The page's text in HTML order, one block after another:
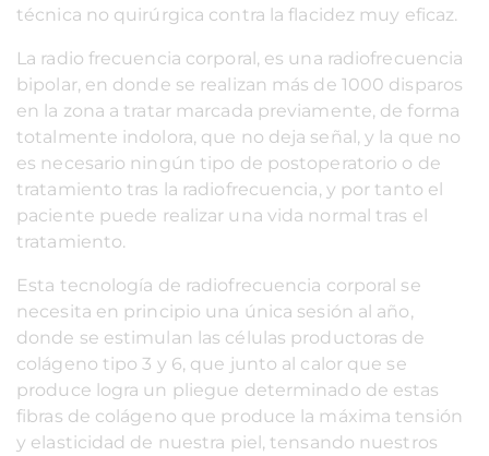
técnica no quirúrgica contra la flacidez muy eficaz.
La radio frecuencia corporal, es una radiofrecuencia
bipolar, en donde se realizan más de 1000 disparos
en la zona a tratar marcada previamente, de forma
totalmente indolora, que no deja señal, y la que no
es necesario ningún tipo de postoperatorio o de
tratamiento tras la radiofrecuencia, y por tanto el
paciente puede realizar una vida normal tras el
tratamiento.
Esta tecnología de radiofrecuencia corporal se
necesita en principio una única sesión al año,
donde se estimulan las células productoras de
colágeno tipo 3 y 6, que junto al calor que se
produce logra un pliegue determinado de estas
fibras de colágeno que produce la máxima tensión
y elasticidad de nuestra piel, tensando nuestros